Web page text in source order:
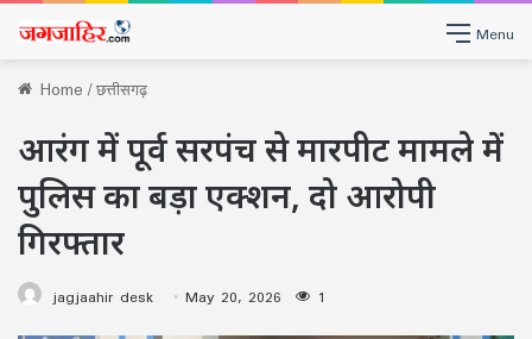
Menu
Home/छत्तीसगढ़
आरंग में पूर्व सरपंच से मारपीट मामले में
पुलिस का बड़ा एक्शन, दो आरोपी
गिरफ्तार
jagjaahir desk May 20, 2026 1